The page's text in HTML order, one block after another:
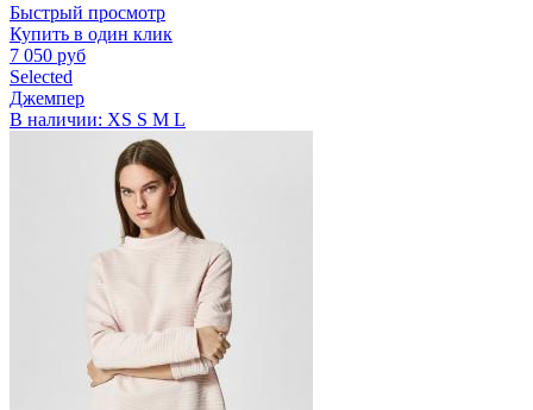
Быстрый просмотр
Купить в один клик
7 050 руб
Selected
Джемпер
В наличии: XS S M L